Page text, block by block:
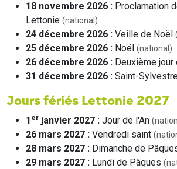
18 novembre 2026 : Proclamation
Lettonie (national)
24 décembre 2026 : Veille de Noël
25 décembre 2026 : Noël (national)
26 décembre 2026 : Deuxième jour
31 décembre 2026 : Saint-
Jours fériés Lettonie 2027
1 er janvier 2027 : Jour de l'An
26 mars 2027 : Vendredi saint
28 mars 2027 : Dimanche de
29 mars 2027 : Lundi de Pâques